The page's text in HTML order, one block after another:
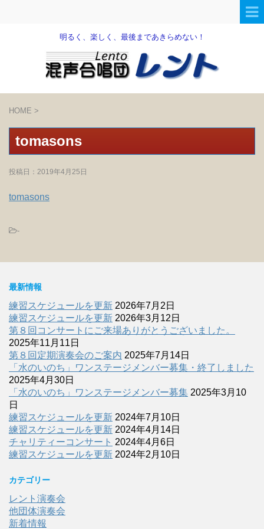
明るく、楽しく、最後まであきらめない！
HOME >
tomasons
投稿日： 2019年4月25日
tomasons
-
最新情報
練習スケジュールを更新 2026年7月2日
練習スケジュールを更新 2026年3月12日
第８回コンサートにご来場ありがとうございました。
2025年11月11日
第８回定期演奏会のご案内 2025年7月14日
「水のいのち」ワンステージメンバー募集・終了しました
2025年4月30日
「水のいのち」ワンステージメンバー募集 2025年3月10
日
練習スケジュールを更新 2024年7月10日
練習スケジュールを更新 2024年4月14日
チャリティーコンサート 2024年4月6日
練習スケジュールを更新 2024年2月10日
カテゴリー
レント演奏会
他団体演奏会
新着情報